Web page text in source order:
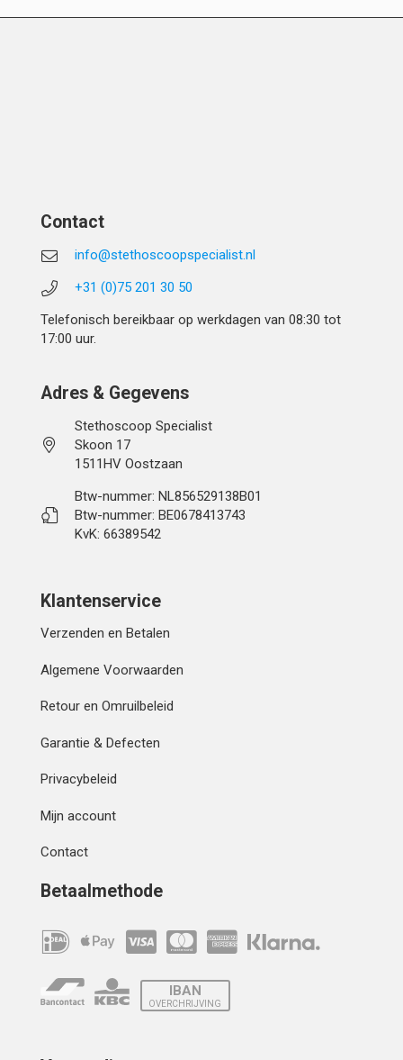
Contact
info@stethoscoopspecialist.nl
+31 (0)75 201 30 50
Telefonisch bereikbaar op werkdagen van 08:30 tot
17:00 uur.
Adres & Gegevens
Stethoscoop Specialist
Skoon 17
1511HV Oostzaan
Btw-nummer: NL856529138B01
Btw-nummer: BE0678413743
KvK: 66389542
Klantenservice
Verzenden en Betalen
Algemene Voorwaarden
Retour en Omruilbeleid
Garantie & Defecten
Privacybeleid
Mijn account
Contact
Betaalmethode
IBAN
OVERCHRIJVING